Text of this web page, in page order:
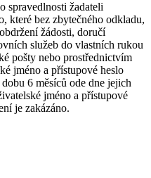
spravedlnosti žadateli
které bez zbytečného odkladu,
žádosti, doručí
služeb do vlastních rukou
pošty nebo prostřednictvím
jméno a přístupové heslo
6 měsíců ode dne jejich
jméno a přístupové
je zakázáno.